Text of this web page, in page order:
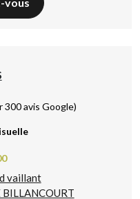
300 avis Google)
vaillant